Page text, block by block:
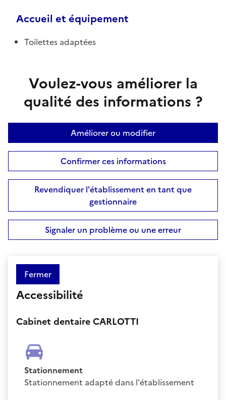
Accueil et équipement
Toilettes adaptées
Voulez-vous améliorer la
qualité des informations ?
Améliorer ou modifier
Confirmer ces informations
Revendiquer l'établissement en tant que
gestionnaire
Signaler un problème ou une erreur
Fermer
Accessibilité
Cabinet dentaire CARLOTTI
Stationnement
Stationnement adapté dans l'établissement